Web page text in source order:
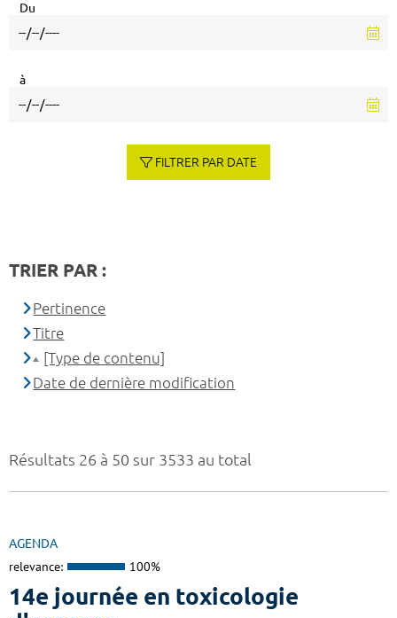
Résultats 26 à 50 sur 3533 au total
AGENDA
relevance: 100%
14e journée en toxicologie
Du
à
FILTRER PAR DATE
TRIER PAR :
Pertinence
Titre
[Type de contenu]
Date de dernière modification